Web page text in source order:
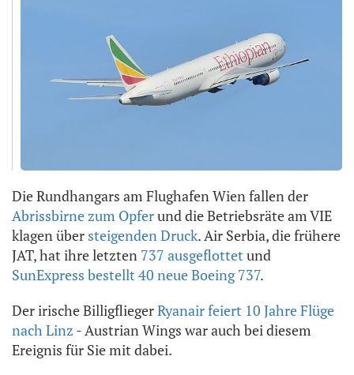
Die Rundhangars am Flughafen Wien fallen der
Abrissbirne zum Opferund die Betriebsräte am VIE
klagen über steigenden Druck. Air Serbia, die frühere
JAT, hat ihre letzten 737 ausgeflottet und
SunExpress bestellt 40 neue Boeing 737.
Der irische BilligfliegerRyanair feiert 10 Jahre Flüge
nach Linz - Austrian Wings war auch bei diesem
Ereignis für Sie mit dabei.